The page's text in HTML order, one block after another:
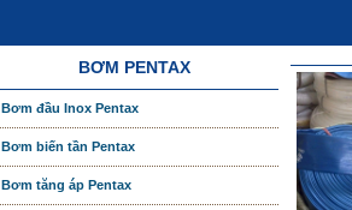
BƠM PENTAX
Bơm đầu Inox Pentax
Bơm biến tần Pentax
Bơm tăng áp Pentax